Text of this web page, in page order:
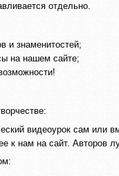
отдельно.
и знаменитостей;
на нашем сайте;
видеоурок сам или
к нам на сайт. Авторов